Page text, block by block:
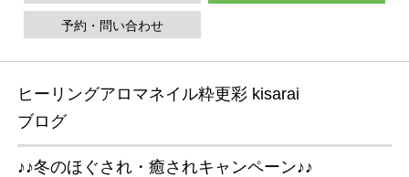
予約・問い合わせ
ヒーリングアロマネイル粋更彩 kisarai
ブログ
♪♪冬のほぐされ・癒されキャンペーン♪♪